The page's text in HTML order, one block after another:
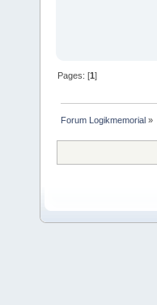
Pages: [1]
Forum Logikmemorial »